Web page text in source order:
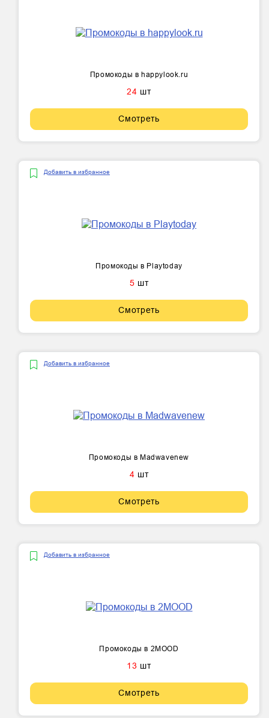
Промокоды в happylook.ru
24 шт
Смотреть
Добавить в избранное
Промокоды в Playtoday
5 шт
Смотреть
Добавить в избранное
Промокоды в Madwavenew
4 шт
Смотреть
Добавить в избранное
Промокоды в 2MOOD
13 шт
Смотреть